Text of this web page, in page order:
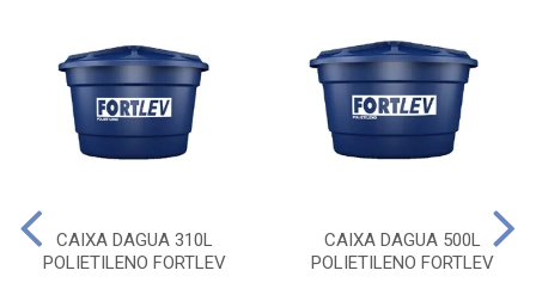
CAIXA DAGUA 310L
POLIETILENO FORTLEV
CAIXA DAGUA 500L
POLIETILENO FORTLEV